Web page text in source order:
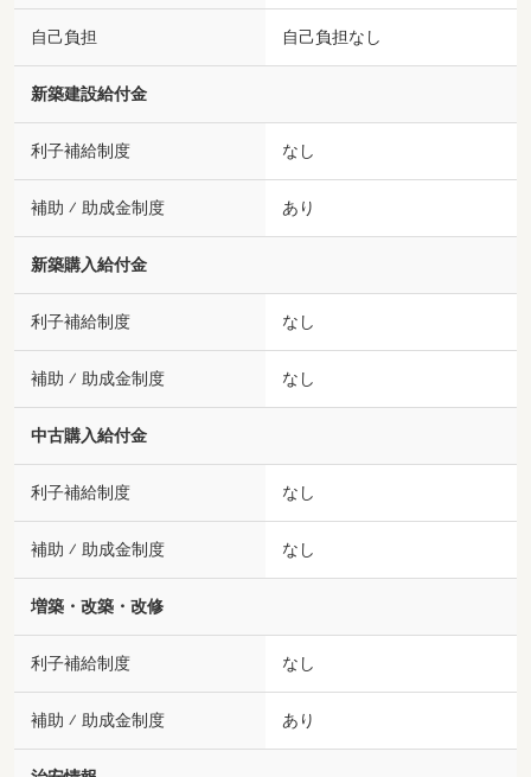
自己負担 自己負担なし
新築建設給付金
利子補給制度 なし
補助 ⁄ 助成金制度 あり
新築購入給付金
利子補給制度 なし
補助 ⁄ 助成金制度 なし
中古購入給付金
利子補給制度 なし
補助 ⁄ 助成金制度 なし
増築・改築・改修
利子補給制度 なし
補助 ⁄ 助成金制度 あり